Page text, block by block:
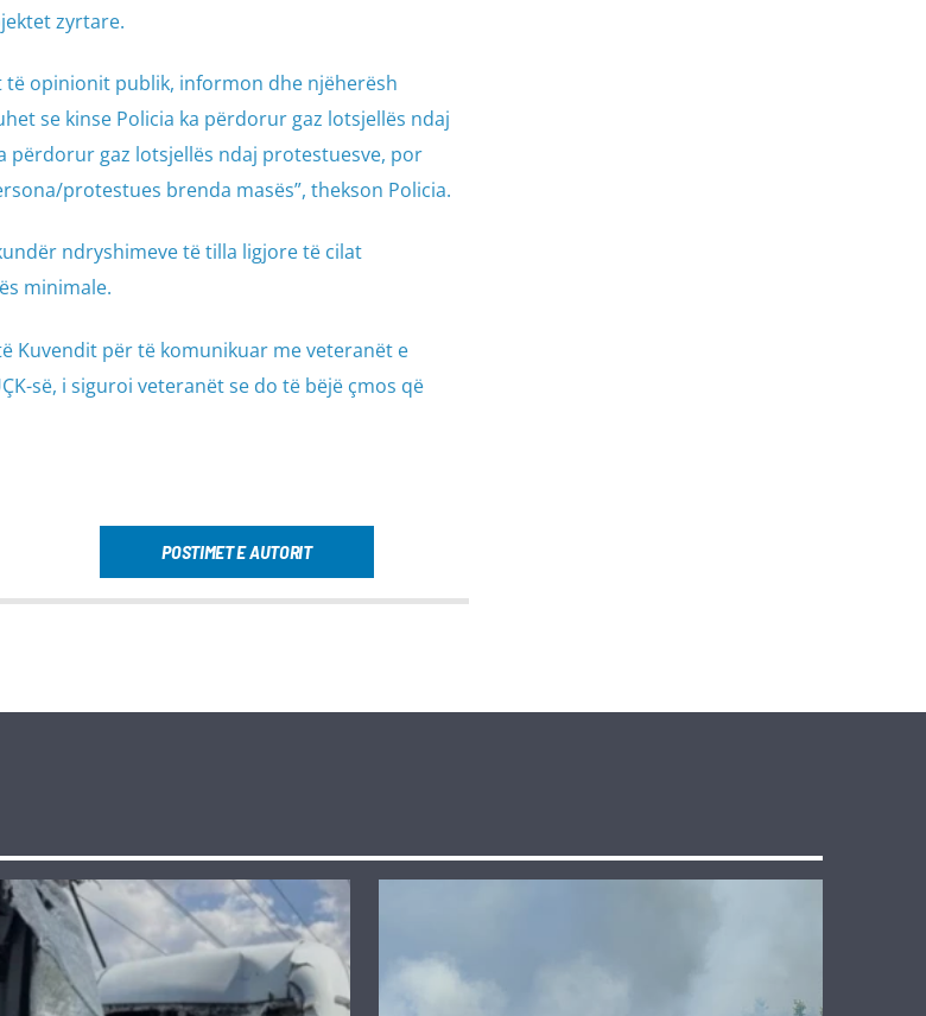
zyrtare.
opinionit publik, informon dhe njëherësh
se kinse Policia ka përdorur gaz lotsjellës ndaj
përdorur gaz lotsjellës ndaj protestuesve, por
protestues brenda masës”, thekson Policia.
ndryshimeve të tilla ligjore të cilat
minimale.
Kuvendit për të komunikuar me veteranët e
së, i siguroi veteranët se do të bëjë çmos që
POSTIMET E AUTORIT